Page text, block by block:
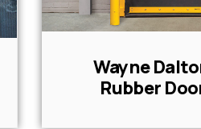
Wayne
Rubber